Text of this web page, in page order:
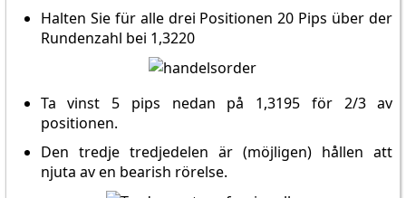
Halten Sie für alle drei Positionen 20 Pips über der
Rundenzahl bei 1,3220
Ta vinst 5 pips nedan på 1,3195 för 2/3 av
positionen.
Den tredje tredjedelen är (möjligen) hållen att
njuta av en bearish rörelse.